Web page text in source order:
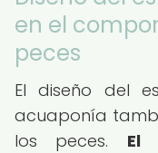
en el
peces
El diseño del
acuaponía
los peces. El